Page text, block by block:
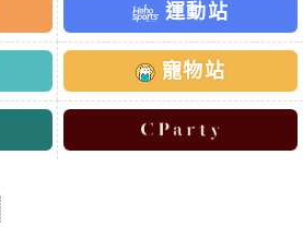
運動站
寵物站